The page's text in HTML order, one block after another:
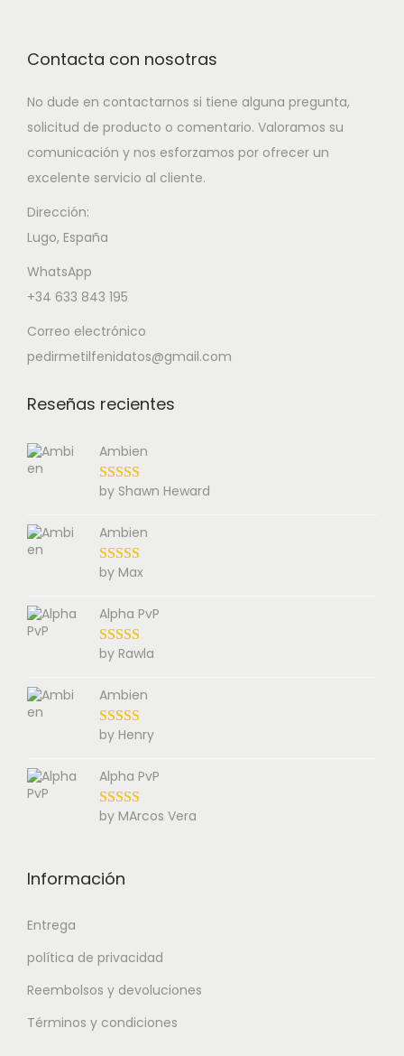
Contacta con nosotras
No dude en contactarnos si tiene alguna pregunta,
solicitud de producto o comentario. Valoramos su
comunicación y nos esforzamos por ofrecer un
excelente servicio al cliente.
Dirección:
Lugo, España
WhatsApp
+34 633 843 195
Correo electrónico
pedirmetilfenidatos@gmail.com
Reseñas recientes
Ambien
by Shawn Heward
Ambien
by Max
Alpha PvP
by Rawla
Ambien
by Henry
Alpha PvP
by MArcos Vera
Información
Entrega
política de privacidad
Reembolsos y devoluciones
Términos y condiciones